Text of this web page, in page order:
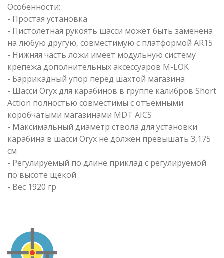
Особенности:
- Простая установка
- Пистолетная рукоять шасси может быть заменена
на любую другую, совместимую с платформой AR15
- Нижняя часть ложи имеет модульную систему
крепежа дополнительных аксессуаров M-LOK
- Баррикадный упор перед шахтой магазина
- Шасси Oryx для карабинов в группе калибров Short
Action полностью совместимы с отъёмными
коробчатыми магазинами MDT AICS
- Максимальный диаметр ствола для установки
карабина в шасси Oryx не должен превышать 3,175
см
- Регулируемый по длине приклад с регулируемой
по высоте щекой
- Вес 1920 гр